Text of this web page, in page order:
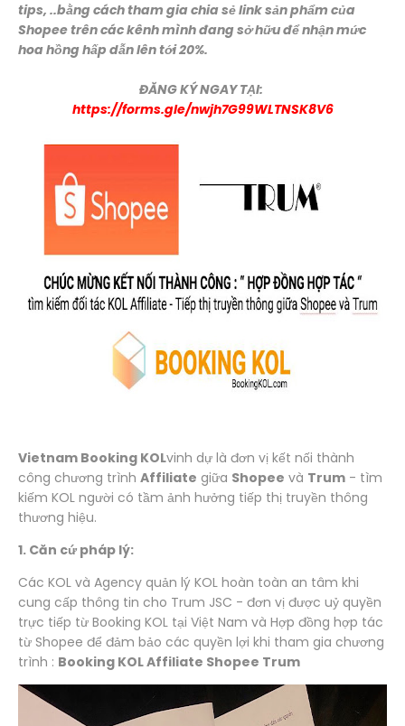
tips, ..bằng cách tham gia chia sẻ link sản phẩm của
Shopee trên các kênh mình đang sở hữu để nhận mức
hoa hồng hấp dẫn lên tới 20%.
ĐĂNG KÝ NGAY TẠI:
https://forms.gle/nwjh7G99WLTNSK8V6
Vietnam Booking KOLvinh dự là đơn vị kết nối thành
công chương trình Affiliate giữa Shopee và Trum - tìm
kiếm KOL người có tầm ảnh hưởng tiếp thị truyền thông
thương hiệu.
1. Căn cứ pháp lý:
Các KOL và Agency quản lý KOL hoàn toàn an tâm khi
cung cấp thông tin cho Trum JSC - đơn vị được uỷ quyền
trực tiếp từ Booking KOL tại Việt Nam và Hợp đồng hợp tác
từ Shopee để đảm bảo các quyền lợi khi tham gia chương
trình : Booking KOL Affiliate Shopee Trum